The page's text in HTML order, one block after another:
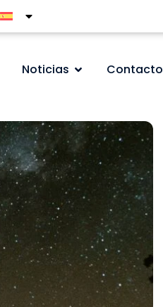
Noticias Contacto